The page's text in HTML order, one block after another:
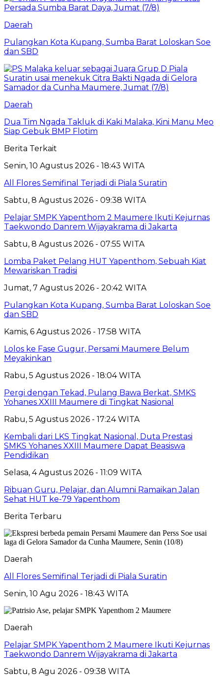
Daerah
Pulangkan Kota Kupang, Sumba Barat Loloskan Soe
dan SBD
Daerah
Dua Tim Ngada Takluk di Kaki Malaka, Kini Manu Meo
Siap Gebuk BMP Flotim
Berita Terkait
Senin, 10 Agustus 2026 - 18:43 WITA
All Flores Semifinal Terjadi di Piala Suratin
Sabtu, 8 Agustus 2026 - 09:38 WITA
Pelajar SMPK Yapenthom 2 Maumere Ikuti Kejurnas
Taekwondo Danrem Wijayakrama di Jakarta
Sabtu, 8 Agustus 2026 - 07:55 WITA
Lomba Paket Pelang HUT Yapenthom, Sebuah Kiat
Mewariskan Tradisi
Jumat, 7 Agustus 2026 - 20:42 WITA
Pulangkan Kota Kupang, Sumba Barat Loloskan Soe
dan SBD
Kamis, 6 Agustus 2026 - 17:58 WITA
Lolos ke Fase Gugur, Persami Maumere Belum
Meyakinkan
Rabu, 5 Agustus 2026 - 18:04 WITA
Pergi dengan Tekad, Pulang Bawa Berkat, SMKS
Yohanes XXIII Maumere di Tingkat Nasional
Rabu, 5 Agustus 2026 - 17:24 WITA
Kembali dari LKS Tingkat Nasional, Duta Prestasi
SMKS Yohanes XXIII Maumere Dapat Beasiswa
Pendidikan
Selasa, 4 Agustus 2026 - 11:09 WITA
Ribuan Guru, Pelajar, dan Alumni Ramaikan Jalan
Sehat HUT ke-79 Yapenthom
Berita Terbaru
Daerah
All Flores Semifinal Terjadi di Piala Suratin
Senin, 10 Agu 2026 - 18:43 WITA
Daerah
Pelajar SMPK Yapenthom 2 Maumere Ikuti Kejurnas
Taekwondo Danrem Wijayakrama di Jakarta
Sabtu, 8 Agu 2026 - 09:38 WITA